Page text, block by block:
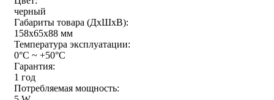
черный
Габариты товара (ДxШxВ):
158x65x88 мм
Температура эксплуатации:
0°C ~ +50°C
Гарантия:
1 год
Потребляемая мощность: